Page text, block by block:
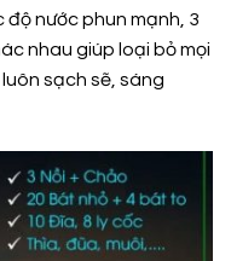
độ nước phun mạnh, 3
nhau giúp loại bỏ mọi
sạch sẽ, sáng